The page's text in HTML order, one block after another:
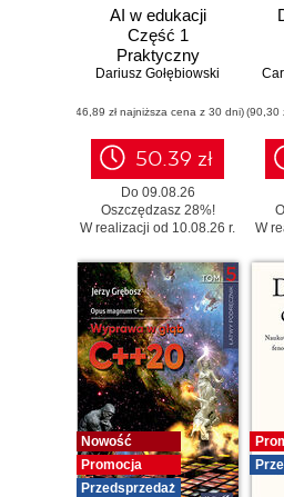
AI w edukacji
Część 1
Praktyczny
poradnik od
edukatorów i
edukatorek
Dariusz Gołębiowski
(46,89 zł najniższa cena z 30 dni)
50.39 zł
Do 09.08.26
Oszczędzasz 28%!
W realizacji od 10.08.26 r.
(90,30
W
Nowość
Promocja
Przedsprzedaż